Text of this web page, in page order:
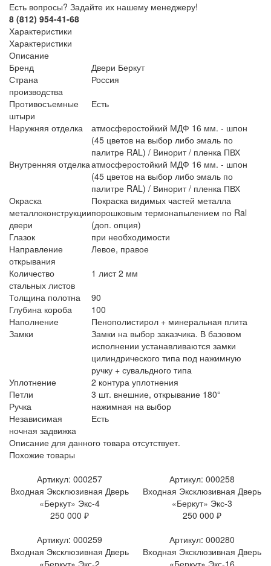
Есть вопросы? Задайте их нашему менеджеру!
8 (812) 954-41-68
Характеристики
Характеристики
Описание
Бренд
Двери Беркут
Страна
производства
Россия
Противосъемные
штыри
Есть
Наружняя отделка
атмосферостойкий МДФ 16 мм. - шпон
(45 цветов на выбор либо эмаль по
палитре RAL) / Винорит / пленка ПВХ
Внутренняя отделкаатмосферостойкий МДФ 16 мм. - шпон
(45 цветов на выбор либо эмаль по
палитре RAL) / Винорит / пленка ПВХ
Окраска
металлоконструкции
двери
Покраска видимых частей металла
порошковым термонапылением по Ral
(доп. опция)
Глазок
при необходимости
Направление
открывания
Левое, правое
Количество
стальных листов
1 лист 2 мм
Толщина полотна
90
Глубина короба
100
Наполнение
Пенополистирол + минеральная плита
Замки
Замки на выбор заказчика. В базовом
исполнении устанавливаются замки
цилиндрического типа под нажимную
ручку + сувальдного типа
Уплотнение
2 контура уплотнения
Петли
3 шт. внешние, открывание 180°
Ручка
нажимная на выбор
Независимая
ночная задвижка
Есть
Описание для данного товара отсутствует.
Похожие товары
Артикул: 000257
Входная Эксклюзивная Дверь
«Беркут» Экс-4
250 000 ₽
Артикул: 000258
Входная Эксклюзивная Дверь
«Беркут» Экс-3
250 000 ₽
Артикул: 000259
Входная Эксклюзивная Дверь
Артикул: 000280
Входная Эксклюзивная Дверь